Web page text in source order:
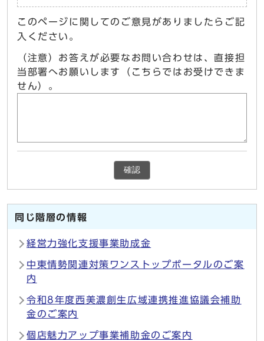
このページに関してのご意見がありましたらご記
入ください。
（注意）お答えが必要なお問い合わせは、直接担
当部署へお願いします（こちらではお受けできま
せん）。
確認
同じ階層の情報
経営力強化支援事業助成金
中東情勢関連対策ワンストップポータルのご案
内
令和8年度西美濃創生広域連携推進協議会補助
金のご案内
個店魅力アップ事業補助金のご案内